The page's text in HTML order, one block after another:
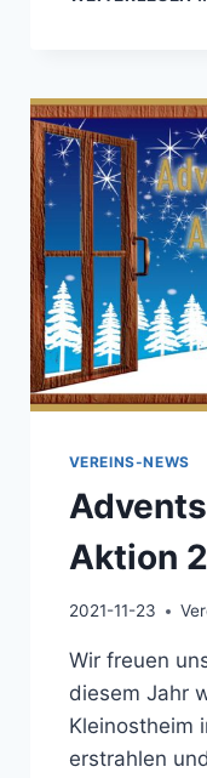
VEREINS-NEWS
Aktion
2021-11-23
Wir freuen
diesem Jahr
Kleinostheim
erstrahlen